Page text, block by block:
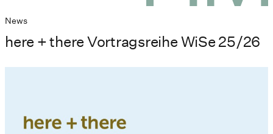
News
here + there Vortragsreihe WiSe 25/26